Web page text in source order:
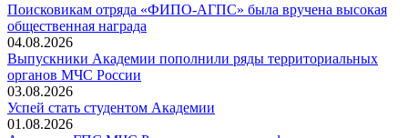
Поисковикам отряда «ФИПО-АГПС» была вручена высокая
общественная награда
04.08.2026
Выпускники Академии пополнили ряды территориальных
органов МЧС России
03.08.2026
Успей стать студентом Академии
01.08.2026